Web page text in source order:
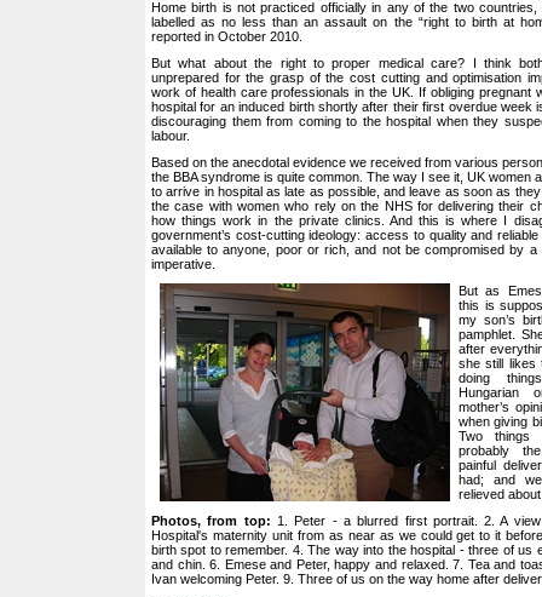
Home birth is not practiced officially in any of the two countries,
labelled as no less than an assault on the “right to birth at
reported in October 2010.
But what about the right to proper medical care? I think
unprepared for the grasp of the cost cutting and optimisation
work of health care professionals in the UK. If obliging pregnant
hospital for an induced birth shortly after their first overdue week
discouraging them from coming to the hospital when they
labour.
Based on the anecdotal evidence we received from various
the BBA syndrome is quite common. The way I see it, UK women
to arrive in hospital as late as possible, and leave as soon as
the case with women who rely on the NHS for delivering their
how things work in the private clinics. And this is where I
government’s cost-cutting ideology: access to quality and
available to anyone, poor or rich, and not be compromised by a
imperative.
But as
this is
my son’s
pamphlet.
after
she still likes
doing
Hungarian
mother’s
when giving
Two
probably
painful
had; and
relieved
Photos, from top: 1. Peter - a blurred first portrait. 2. A
Hospital's maternity unit from as near as we could get to it
birth spot to remember. 4. The way into the hospital - three of us
and chin. 6. Emese and Peter, happy and relaxed. 7. Tea and
Ivan welcoming Peter. 9. Three of us on the way home after